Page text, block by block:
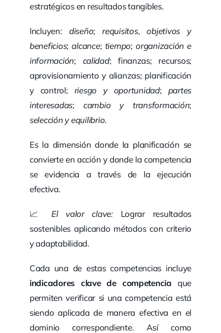
estratégicos en resultados tangibles.
Incluyen: diseño;requisitos,objetivos y
beneficios;alcance; tiempo;organización e
información; calidad; finanzas; recursos;
aprovisionamiento y alianzas; planificación
y control; riesgo y oportunidad; partes
interesadas; cambio y transformación;
selección y equilibrio.
Es la dimensión donde la planificación se
convierte en acción y donde la competencia
se evidencia a través de la ejecución
efectiva.
📈 El valor clave: Lograr resultados
sostenibles aplicando métodos con criterio
y adaptabilidad.
Cada una de estas competencias incluye
indicadores clave de competencia que
permiten verificar si una competencia está
siendo aplicada de manera efectiva en el
dominio correspondiente. Así como